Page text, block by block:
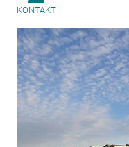
KONTAKT